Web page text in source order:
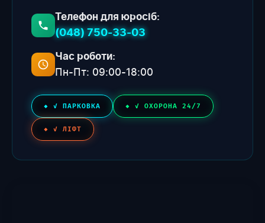
Телефон для юросіб:
(048) 750-33-03
Час роботи:
Пн-Пт: 09:00-18:00
✓ ПАРКОВКА ✓ ОХОРОНА 24/7
✓ ЛІФТ